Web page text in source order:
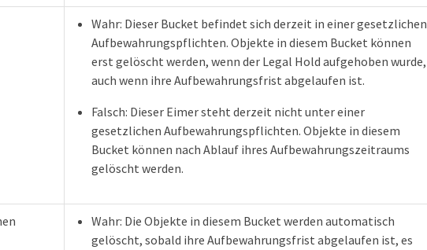
Wahr: Dieser Bucket befindet sich derzeit in einer gesetzlichen
Aufbewahrungspflichten. Objekte in diesem Bucket können
erst gelöscht werden, wenn der Legal Hold aufgehoben wurde,
auch wenn ihre Aufbewahrungsfrist abgelaufen ist.
Falsch: Dieser Eimer steht derzeit nicht unter einer
gesetzlichen Aufbewahrungspflichten. Objekte in diesem
Bucket können nach Ablauf ihres Aufbewahrungszeitraums
gelöscht werden.
Wahr: Die Objekte in diesem Bucket werden automatisch
gelöscht, sobald ihre Aufbewahrungsfrist abgelaufen ist, es